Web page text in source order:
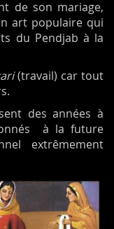
de son mariage,
art populaire qui
du Pendjab à la
(travail) car tout
des années à
à la future
extrêmement